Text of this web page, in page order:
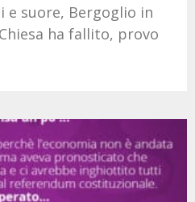
suore, Bergoglio in
ha fallito, provo